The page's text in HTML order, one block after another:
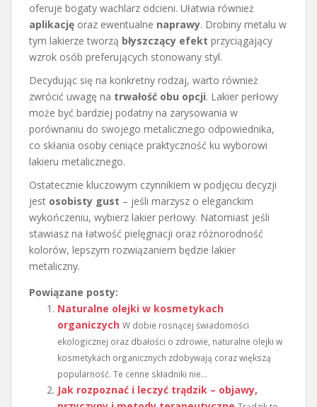
oferuje bogaty wachlarz odcieni. Ułatwia również
aplikację oraz ewentualne naprawy. Drobiny metalu w
tym lakierze tworzą błyszczący efekt przyciągający
wzrok osób preferujących stonowany styl.
Decydując się na konkretny rodzaj, warto również
zwrócić uwagę na trwałość obu opcji. Lakier perłowy
może być bardziej podatny na zarysowania w
porównaniu do swojego metalicznego odpowiednika,
co skłania osoby ceniące praktyczność ku wyborowi
lakieru metalicznego.
Ostatecznie kluczowym czynnikiem w podjęciu decyzji
jest osobisty gust – jeśli marzysz o eleganckim
wykończeniu, wybierz lakier perłowy. Natomiast jeśli
stawiasz na łatwość pielęgnacji oraz różnorodność
kolorów, lepszym rozwiązaniem będzie lakier
metaliczny.
Powiązane posty:
Naturalne olejki w kosmetykach
organiczych W dobie rosnącej świadomości
ekologicznej oraz dbałości o zdrowie, naturalne olejki w
kosmetykach organicznych zdobywają coraz większą
popularność. Te cenne składniki nie...
Jak rozpoznać i leczyć trądzik – objawy,